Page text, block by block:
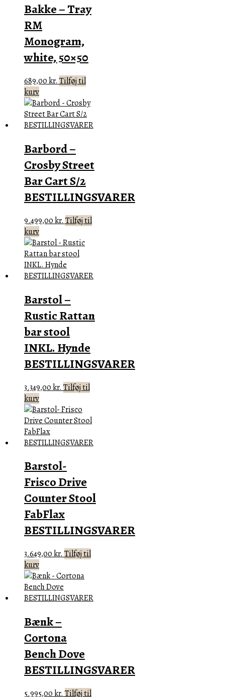
Bakke – Tray
RM
Monogram,
white, 50×50
689,00kr. Tilføj til
kurv
Barbord –
Crosby Street
Bar Cart S/2
BESTILLINGSVARER
9.499,00kr. Tilføj til
kurv
Barstol –
Rustic Rattan
bar stool
INKL. Hynde
BESTILLINGSVARER
3.349,00kr. Tilføj til
kurv
Barstol-
Frisco Drive
Counter Stool
FabFlax
BESTILLINGSVARER
3.649,00kr. Tilføj til
kurv
Bænk –
Cortona
Bench Dove
BESTILLINGSVARER
5.995,00kr. Tilføj til